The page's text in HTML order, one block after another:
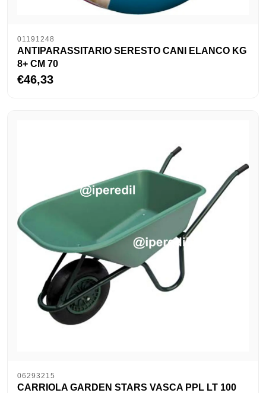
01191248
ANTIPARASSITARIO SERESTO CANI ELANCO KG
8+ CM 70
€46,33
06293215
CARRIOLA GARDEN STARS VASCA PPL LT 100